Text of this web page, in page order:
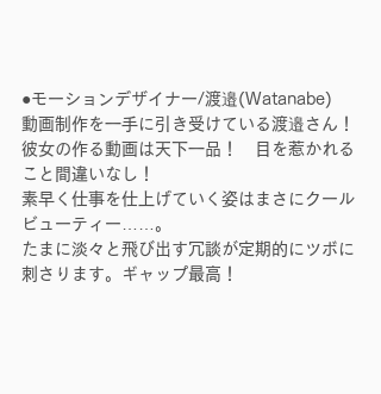
●モーションデザイナー/渡邉(Watanabe)
動画制作を一手に引き受けている渡邉さん！
彼女の作る動画は天下一品！　目を惹かれる
こと間違いなし！
素早く仕事を仕上げていく姿はまさにクール
ビューティー……。
たまに淡々と飛び出す冗談が定期的にツボに
刺さります。ギャップ最高！